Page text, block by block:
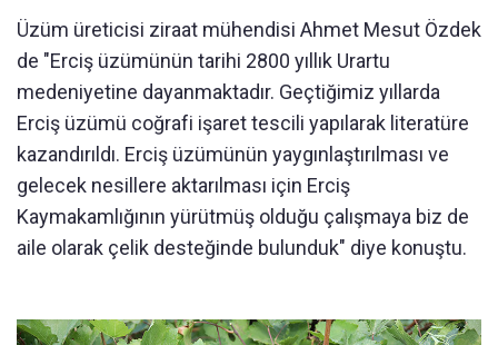
Üzüm üreticisi ziraat mühendisi Ahmet Mesut Özdek
de "Erciş üzümünün tarihi 2800 yıllık Urartu
medeniyetine dayanmaktadır. Geçtiğimiz yıllarda
Erciş üzümü coğrafi işaret tescili yapılarak literatüre
kazandırıldı. Erciş üzümünün yaygınlaştırılması ve
gelecek nesillere aktarılması için Erciş
Kaymakamlığının yürütmüş olduğu çalışmaya biz de
aile olarak çelik desteğinde bulunduk" diye konuştu.